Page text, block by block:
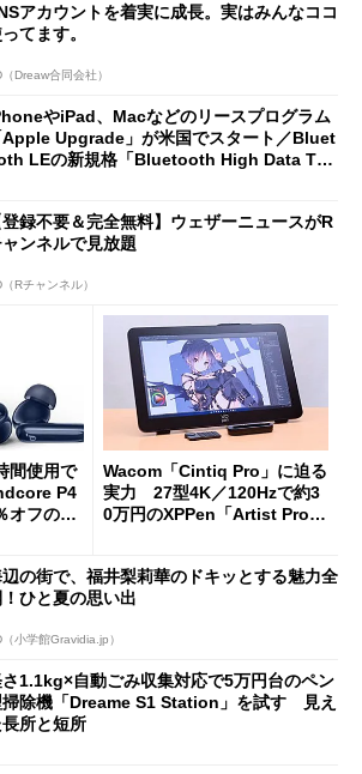
アカウントを着実に成長。実はみんなココ
てます。
Dreaw合同会社）
やiPad、Macなどのリースプログラム
Apple Upgrade」が米国でスタート／Bluet
LEの新規格「Bluetooth High Data Thr
登録不要＆完全無料】ウェザーニュースがR
ンネルで見放題
Rチャンネル）
間使用で
P4
オフの59
Wacom「Cintiq Pro」に迫る
実力 27型4K／120Hzで約3
0万円のXPPen「Artist Pro 2
の街で、福井梨莉華のドキッとする魅力全
！ひと夏の思い出
小学館Gravidia.jp）
1.1kg×自動ごみ収集対応で5万円台のペン
掃除機「Dreame S1 Station」を試す 見え
所と短所